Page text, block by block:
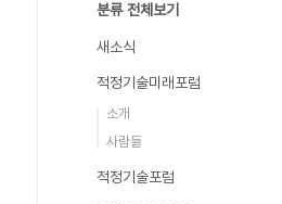
분류 전체보기
새소식
적정기술미래포럼
소개
사람들
적정기술포럼